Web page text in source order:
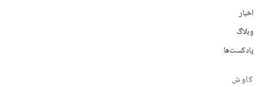
اخبار
وبلاگ
پادکست‌ها
کاوش